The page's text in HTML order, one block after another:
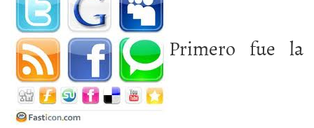
Primero fue la